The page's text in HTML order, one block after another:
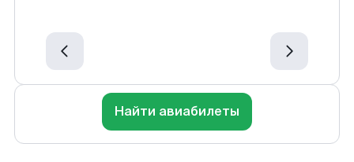
Найти авиабилеты